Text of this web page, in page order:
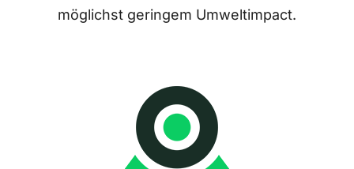
möglichst geringem Umweltimpact.